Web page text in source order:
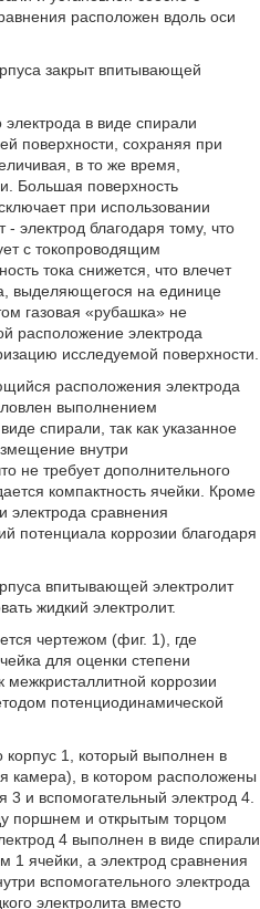
расположен вдоль оси
закрыт впитывающей
в виде спирали
поверхности, сохраняя при
в то же время,
Большая поверхность
при использовании
- электрод благодаря тому, что
с токопроводящим
тока снижется, что влечет
выделяющегося на единице
газовая «рубашка» не
расположение электрода
исследуемой поверхности.
расположения электрода
выполнением
спирали, так как указанное
внутри
не требует дополнительного
компактность ячейки. Кроме
электрода сравнения
потенциала коррозии благодаря
впитывающей электролит
жидкий электролит.
чертежом (фиг. 1), где
для оценки степени
межкристаллитной коррозии
потенциодинамической
1, который выполнен в
камера), в котором расположены
3 и вспомогательный электрод 4.
поршнем и открытым торцом
4 выполнен в виде спирали
1 ячейки, а электрод сравнения
вспомогательного электрода
электролита вместо